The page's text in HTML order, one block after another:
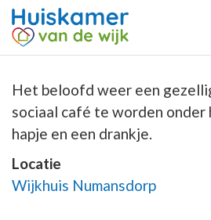
Het beloofd weer een
sociaal café te worden onder
hapje en een drankje.
Locatie
Wijkhuis Numansdorp